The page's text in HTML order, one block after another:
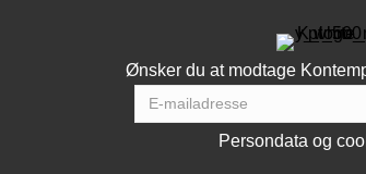
Ønsker du at modtage
Persondata og